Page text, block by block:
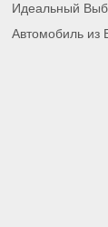
Идеальный
Автомобиль из